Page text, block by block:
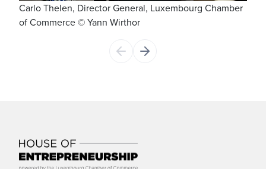
Carlo Thelen, Director General, Luxembourg Chamber
of Commerce © Yann Wirthor